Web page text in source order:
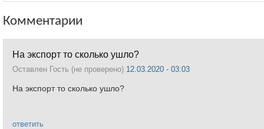
Комментарии
На экспорт то сколько ушло?
Оставлен Гость (не проверено) 12.03.2020 - 03:03
На экспорт то сколько ушло?
ответить